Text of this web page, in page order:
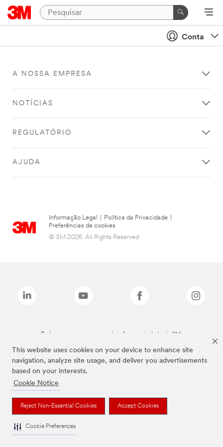
This website uses cookies on your device to enhance site
navigation, analyze site usage, and deliver you advertisements
based on your interests.
Cookie Notice
Reject Non-Essential Cookies Accept Cookies
Cookie Preferences
Conta
A NOSSA EMPRESA
NOTÍCIAS
REGULATÓRIO
AJUDA
Informação Legal Política da Privacidade
Preferências de cookies
© 3M 2026. All Rights Reserved.
Todas as marcas mencionadas são propriedade da 3M.